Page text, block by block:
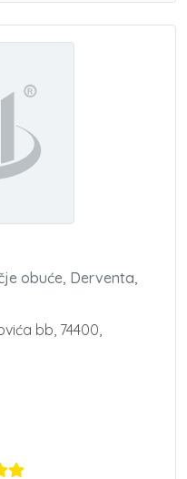
obuće, Derventa,
bb 74400